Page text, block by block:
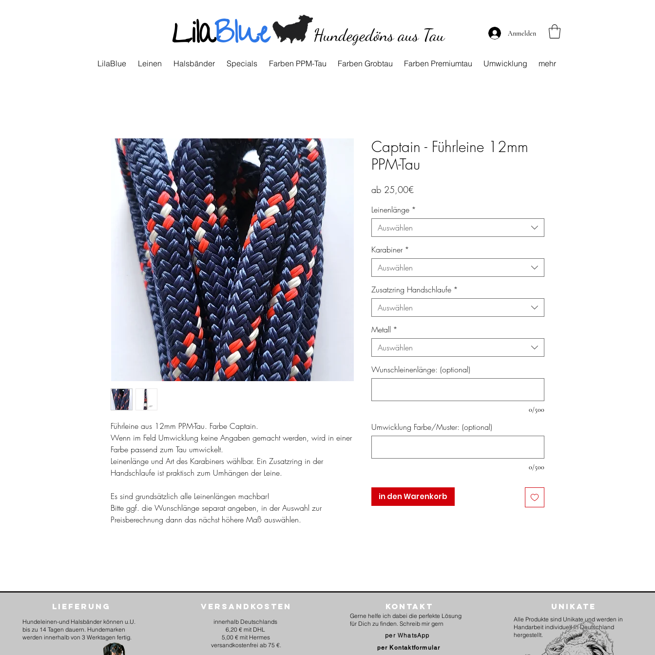
LilaBlue Hundegedöns aus Tau Anmelden
LilaBlue Leinen Halsbänder Specials Farben PPM-Tau Farben Grobtau Farben Premiumtau Umwicklung mehr
Führleine aus 12mm PPM-Tau. Farbe Captain.
Wenn im Feld Umwicklung keine Angaben gemacht werden, wird in einer
Farbe passend zum Tau umwickelt.
Leinenlänge und Art des Karabiners wählbar. Ein Zusatzring in der
Handschlaufe ist praktisch zum Umhängen der Leine.
Es sind grundsätzlich alle Leinenlängen machbar!
Bitte ggf. die Wunschlänge separat angeben, in der Auswahl zur
Preisberechnung dann das nächst höhere Maß auswählen.
Captain - Führleine 12mm
PPM-Tau
ab 25,00€Sale-
Leinenlänge *
Auswählen
Karabiner *
Auswählen
Zusatzring Handschlaufe *
Auswählen
Metall *
Auswählen
Wunschleinenlänge: (optional)
0/500
Umwicklung Farbe/Muster: (optional)
0/500
in den Warenkorb
Lieferung
Hundeleinen-und Halsbänder können u.U.
bis zu 14 Tagen dauern. Hundemarken
werden innerhalb von 3 Werktagen fertig.
Versandkosten
innerhalb Deutschlands
6,20 € mit DHL
5,00 € mit Hermes
versandkostenfrei ab 75 €.
Kontakt
Gerne helfe ich dabei die perfekte Lösung
für Dich zu finden. Schreib mir gern
per WhatsApp
per Kontaktformular
Unikate
Alle Produkte sind Unikate und werden in
Handarbeit individuell in Deutschland
hergestellt.